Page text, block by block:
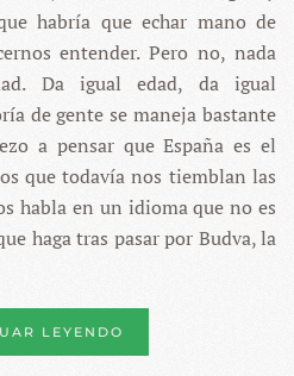
habría que echar mano de
entender. Pero no, nada
Da igual edad, da igual
de gente se maneja bastante
a pensar que España es el
que todavía nos tiemblan las
habla en un idioma que no es
haga tras pasar por Budva, la
LEYENDO